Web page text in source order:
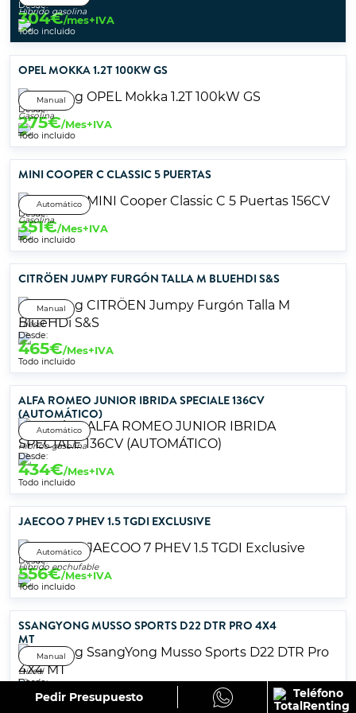
Híbrido gasolina
Desde:
304€/mes+IVA
Todo incluido
OPEL MOKKA 1.2T 100KW GS
Manual
Gasolina
Desde:
275€/Mes+IVA
Todo incluido
MINI COOPER C CLASSIC 5 PUERTAS
Automático
Gasolina
Desde:
351€/Mes+IVA
Todo incluido
CITRÖEN JUMPY FURGÓN TALLA M BLUEHDI S&S
Manual
Diésel
Desde:
465€/Mes+IVA
Todo incluido
ALFA ROMEO JUNIOR IBRIDA SPECIALE 136CV
(AUTOMÁTICO)
Automático
Híbrido gasolina
Desde:
434€/Mes+IVA
Todo incluido
JAECOO 7 PHEV 1.5 TGDI EXCLUSIVE
Automático
Híbrido enchufable
Desde:
556€/Mes+IVA
Todo incluido
SSANGYONG MUSSO SPORTS D22 DTR PRO 4X4
MT
Manual
Diésel
Desde:
442€/Mes+IVA
Pedir Presupuesto